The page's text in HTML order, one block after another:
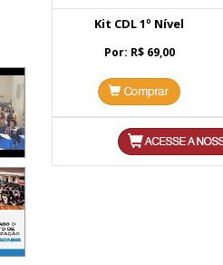
Kit CDL 1º Nível
Por: R$ 69,00